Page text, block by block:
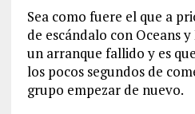
Sea como fuere el que a
de escándalo con Oceans
un arranque fallido y es
los pocos segundos de
grupo empezar de nuevo.